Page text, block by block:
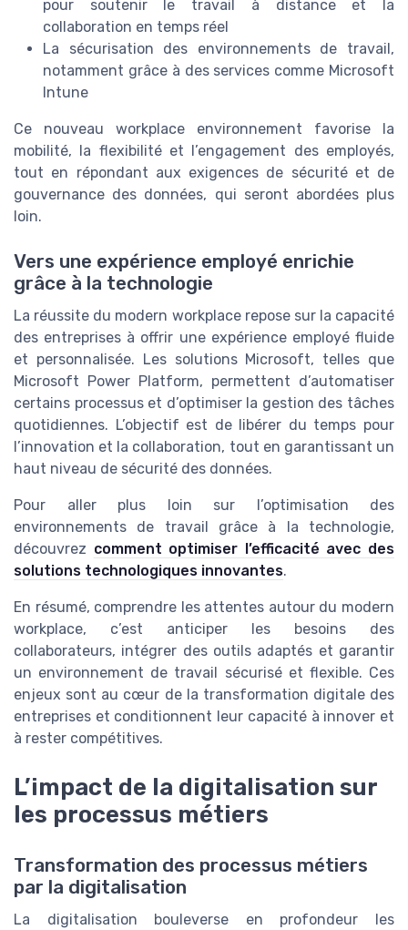
pour soutenir le travail à distance et la
collaboration en temps réel
La sécurisation des environnements de travail,
notamment grâce à des services comme Microsoft
Intune
Ce nouveau workplace environnement favorise la
mobilité, la flexibilité et l’engagement des employés,
tout en répondant aux exigences de sécurité et de
gouvernance des données, qui seront abordées plus
loin.
Vers une expérience employé enrichie
grâce à la technologie
La réussite du modern workplace repose sur la capacité
des entreprises à offrir une expérience employé fluide
et personnalisée. Les solutions Microsoft, telles que
Microsoft Power Platform, permettent d’automatiser
certains processus et d’optimiser la gestion des tâches
quotidiennes. L’objectif est de libérer du temps pour
l’innovation et la collaboration, tout en garantissant un
haut niveau de sécurité des données.
Pour aller plus loin sur l’optimisation des
environnements de travail grâce à la technologie,
découvrez comment optimiser l’efficacité avec des
solutions technologiques innovantes.
En résumé, comprendre les attentes autour du modern
workplace, c’est anticiper les besoins des
collaborateurs, intégrer des outils adaptés et garantir
un environnement de travail sécurisé et flexible. Ces
enjeux sont au cœur de la transformation digitale des
entreprises et conditionnent leur capacité à innover et
à rester compétitives.
L’impact de la digitalisation sur
les processus métiers
Transformation des processus métiers
par la digitalisation
La digitalisation bouleverse en profondeur les